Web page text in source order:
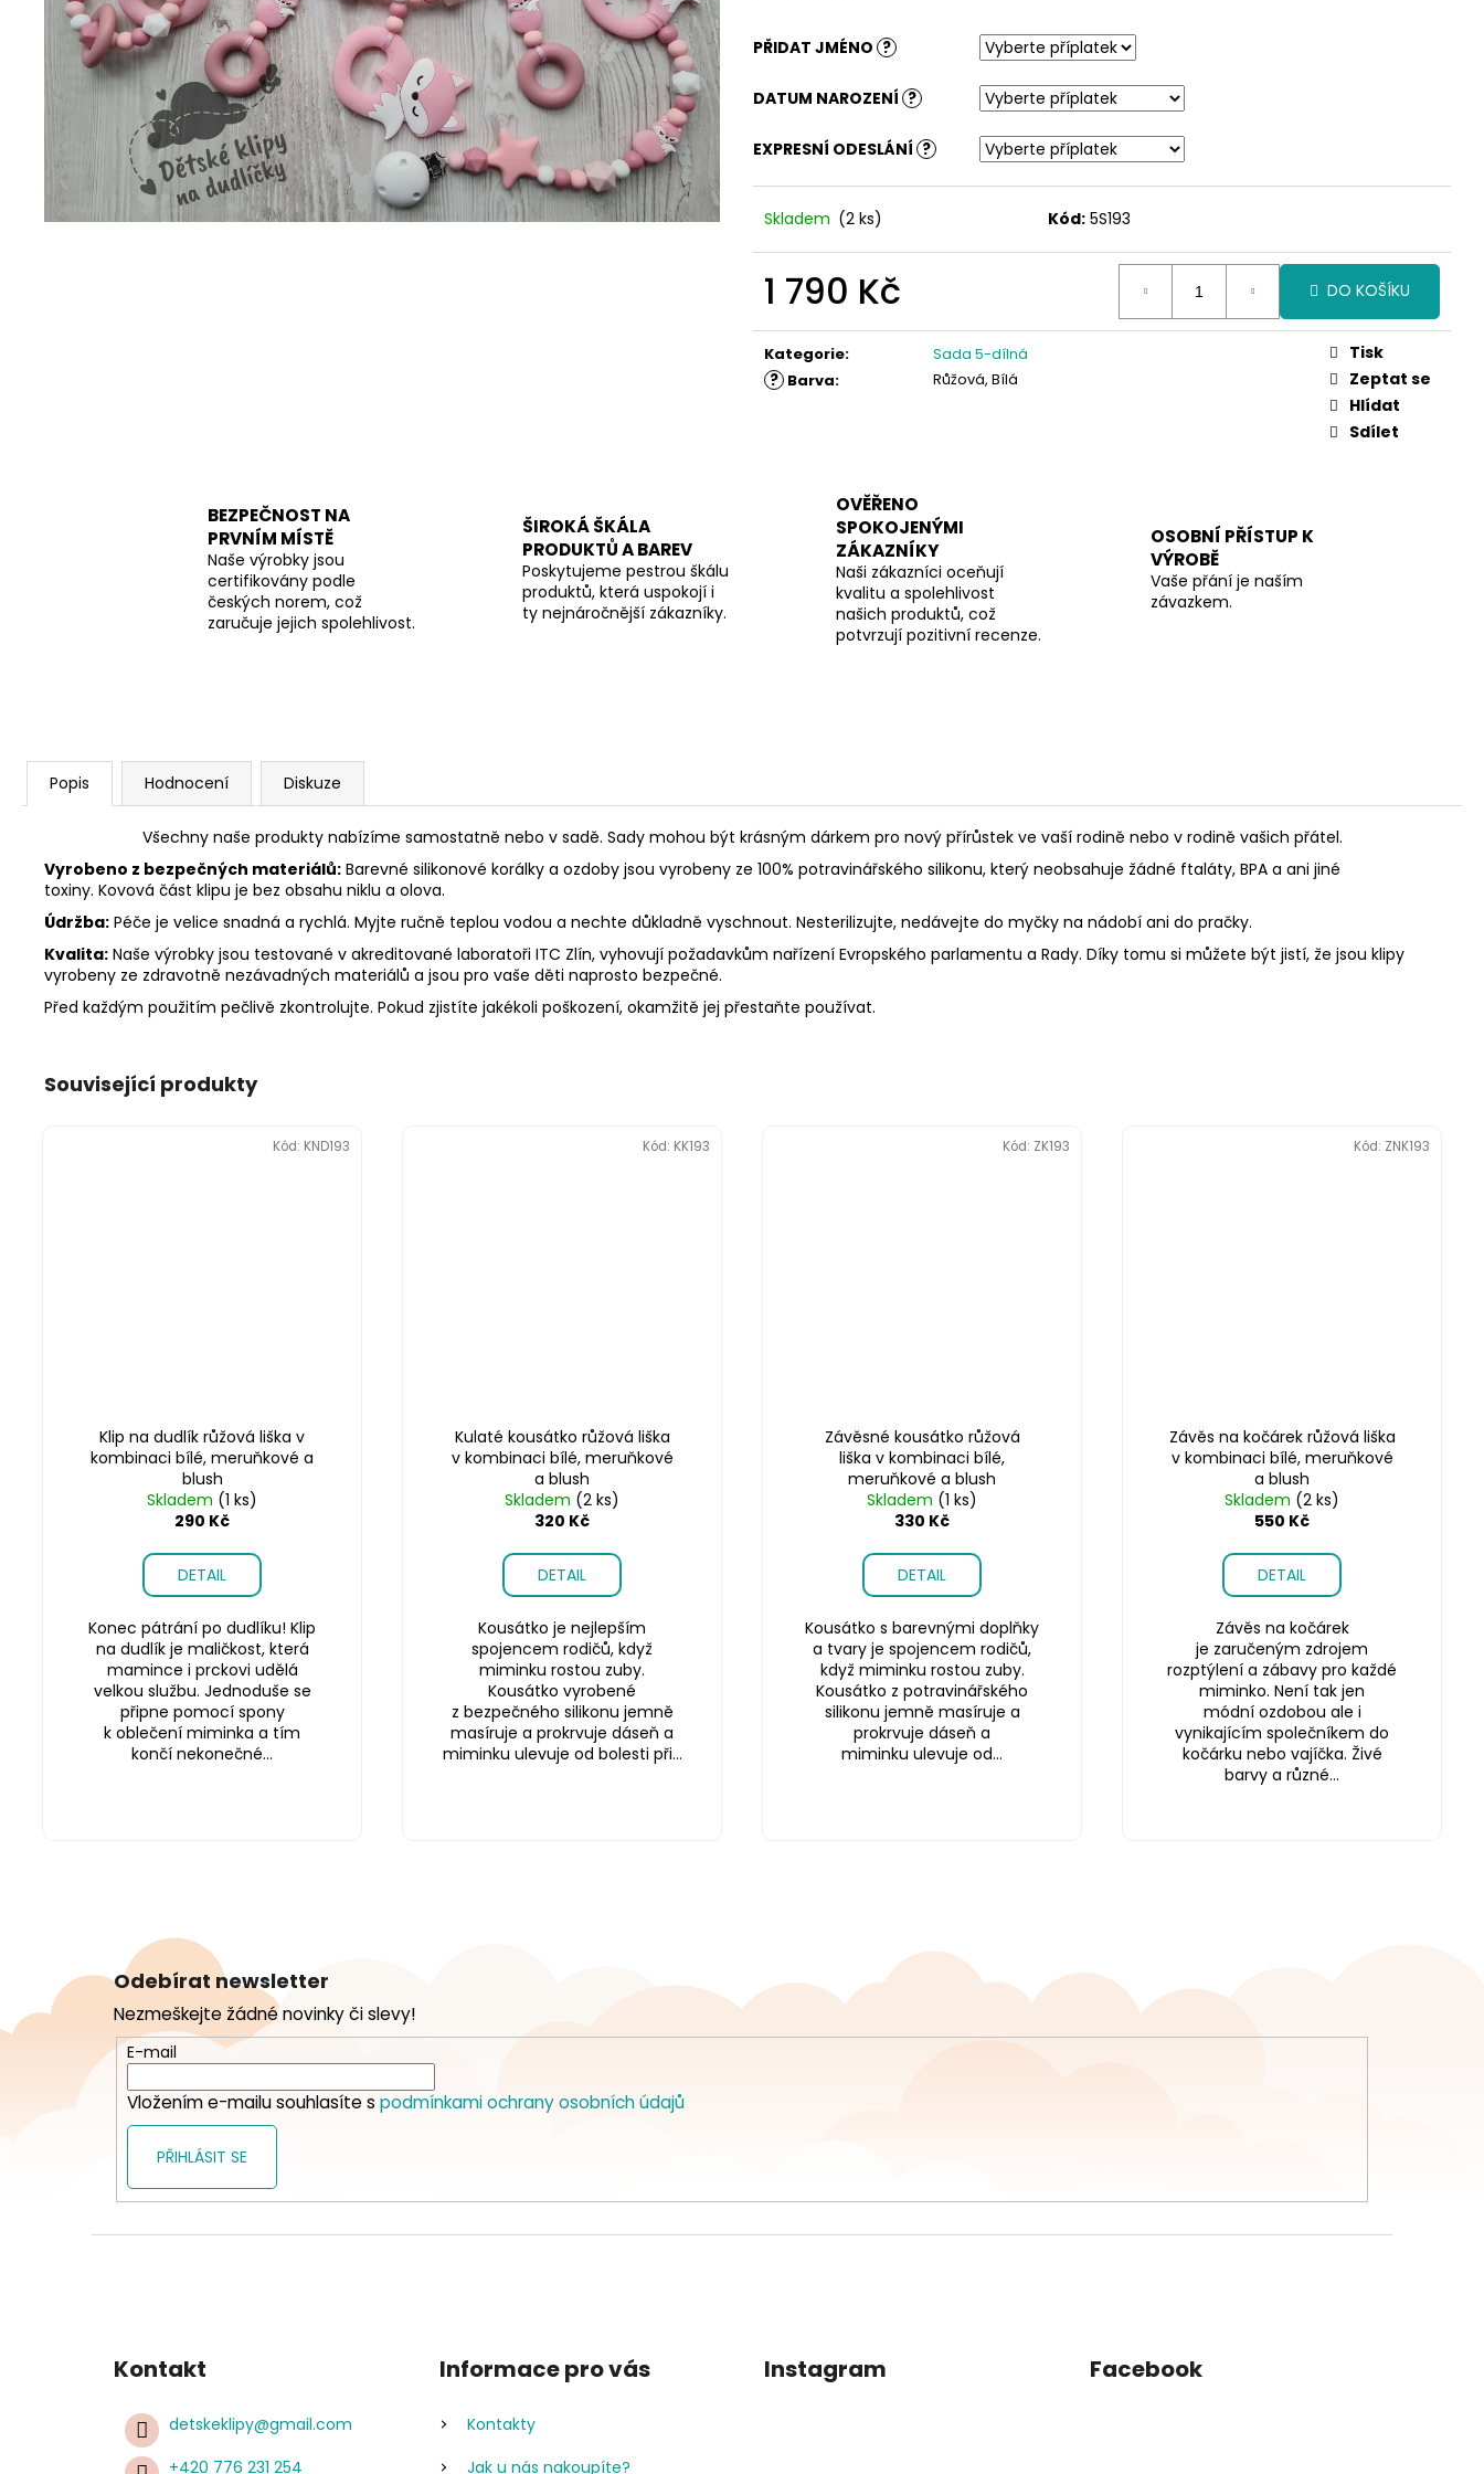
PŘIDAT JMÉNO ?
DATUM NAROZENÍ ?
EXPRESNÍ ODESLÁNÍ ?
Skladem (2 ks) Kód: 5S193
1 790 Kč
cena:
DO KOŠÍKU
Kategorie: Sada 5-dílná
? Barva: Růžová, Bílá
Tisk
Zeptat se
Hlídat
Sdílet
BEZPEČNOST NA
PRVNÍM MÍSTĚ
Naše výrobky jsou
certifikovány podle
českých norem, což
zaručuje jejich spolehlivost.
ŠIROKÁ ŠKÁLA
PRODUKTŮ A BAREV
Poskytujeme pestrou škálu
produktů, která uspokojí i
ty nejnáročnější zákazníky.
OVĚŘENO
SPOKOJENÝMI
ZÁKAZNÍKY
Naši zákazníci oceňují
kvalitu a spolehlivost
našich produktů, což
potvrzují pozitivní recenze.
OSOBNÍ PŘÍSTUP K
VÝROBĚ
Vaše přání je naším
závazkem.
Popis Hodnocení Diskuze
Všechny naše produkty nabízíme samostatně nebo v sadě. Sady mohou být krásným dárkem pro nový přírůstek ve vaší rodině nebo v rodině vašich přátel.
Vyrobeno z bezpečných materiálů: Barevné silikonové korálky a ozdoby jsou vyrobeny ze 100% potravinářského silikonu, který neobsahuje žádné ftaláty, BPA a ani jiné
toxiny. Kovová část klipu je bez obsahu niklu a olova.
Údržba: Péče je velice snadná a rychlá. Myjte ručně teplou vodou a nechte důkladně vyschnout. Nesterilizujte, nedávejte do myčky na nádobí ani do pračky.
Kvalita: Naše výrobky jsou testované v akreditované laboratoři ITC Zlín, vyhovují požadavkům nařízení Evropského parlamentu a Rady. Díky tomu si můžete být jistí, že jsou klipy
vyrobeny ze zdravotně nezávadných materiálů a jsou pro vaše děti naprosto bezpečné.
Před každým použitím pečlivě zkontrolujte. Pokud zjistíte jakékoli poškození, okamžitě jej přestaňte používat.
Související produkty
Klip na dudlík růžová liška v
kombinaci bílé, meruňkové a
blush
Skladem (1 ks)
290 Kč
DETAIL
Konec pátrání po dudlíku! Klip
na dudlík je maličkost, která
mamince i prckovi udělá
velkou službu. Jednoduše se
připne pomocí spony
k oblečení miminka a tím
končí nekonečné...
Kód: KND193
Kulaté kousátko růžová liška
v kombinaci bílé, meruňkové
a blush
Skladem (2 ks)
320 Kč
DETAIL
Kousátko je nejlepším
spojencem rodičů, když
miminku rostou zuby.
Kousátko vyrobené
z bezpečného silikonu jemně
masíruje a prokrvuje dáseň a
miminku ulevuje od bolesti při...
Kód: KK193
Závěsné kousátko růžová
liška v kombinaci bílé,
meruňkové a blush
Skladem (1 ks)
330 Kč
DETAIL
Kousátko s barevnými doplňky
a tvary je spojencem rodičů,
když miminku rostou zuby.
Kousátko z potravinářského
silikonu jemně masíruje a
prokrvuje dáseň a
miminku ulevuje od...
Kód: ZK193
Závěs na kočárek růžová liška
v kombinaci bílé, meruňkové
a blush
Skladem (2 ks)
550 Kč
DETAIL
Závěs na kočárek
je zaručeným zdrojem
rozptýlení a zábavy pro každé
miminko. Není tak jen
módní ozdobou ale i
vynikajícím společníkem do
kočárku nebo vajíčka. Živé
barvy a různé...
Kód: ZNK193
a
Odebírat newsletter
Nezmeškejte žádné novinky či slevy!
E-mail
Vložením e-mailu souhlasíte s podmínkami ochrany osobních údajů
PŘIHLÁSIT SE
Kontakt
detskeklipy@gmail.com
+420 776 231 254
Informace pro vás
Kontakty
Jak u nás nakoupíte?
Instagram Facebook